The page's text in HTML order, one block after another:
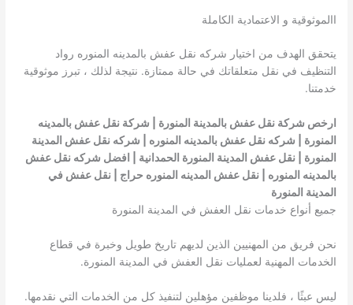
االموثوقية و الاعتمادية الكاملة
يتحقق الهدف من اختيار شركه نقل عفش بالمدينه المنوره رواد
التنظيف في نقل متعلقاتك في حالة ممتازة. نتيجة لذلك ، تبرز موثوقية
خدمتنا.
ارخص شركة نقل عفش بالمدينة المنورة | شركة نقل عفش بالمدينه
المنورة | شركه نقل عفش بالمدينه المنوره | شركه نقل عفش المدينة
المنورة | نقل عفش المدينة المنورة الحمدانية | افضل شركه نقل عفش
بالمدينه المنوره | نقل عفش المدينه المنوره حراج | نقل عفش في
المدينة المنورة
جميع أنواع خدمات نقل العفش في المدينة المنورة
نحن فريق من المهنيين الذين لديهم تاريخ طويل وخبرة في قطاع
الخدمات المهنية لعمليات نقل العفش في المدينة المنورة.
ليس عبثًا ، فلدينا موظفين مؤهلين لتنفيذ كل من الخدمات التي نقدمها.